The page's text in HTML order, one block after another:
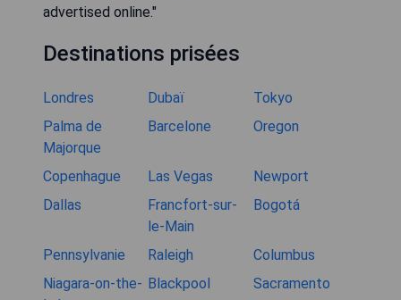
advertised online."
Destinations prisées
Londres Dubaï
Tokyo
Palma de
Majorque
Barcelone Oregon
Copenhague Las Vegas
Newport
Dallas
Francfort-sur-
le-Main
Bogotá
Pennsylvanie Raleigh
Columbus
Niagara-on-the- Blackpool Sacramento